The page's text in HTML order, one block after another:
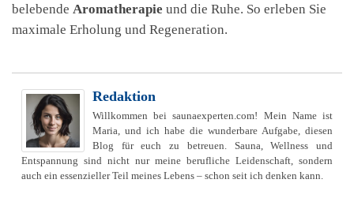
belebende Aromatherapie und die Ruhe. So erleben Sie
maximale Erholung und Regeneration.
Redaktion
Willkommen bei saunaexperten.com! Mein Name ist
Maria, und ich habe die wunderbare Aufgabe, diesen
Blog für euch zu betreuen. Sauna, Wellness und
Entspannung sind nicht nur meine berufliche Leidenschaft, sondern
auch ein essenzieller Teil meines Lebens – schon seit ich denken kann.